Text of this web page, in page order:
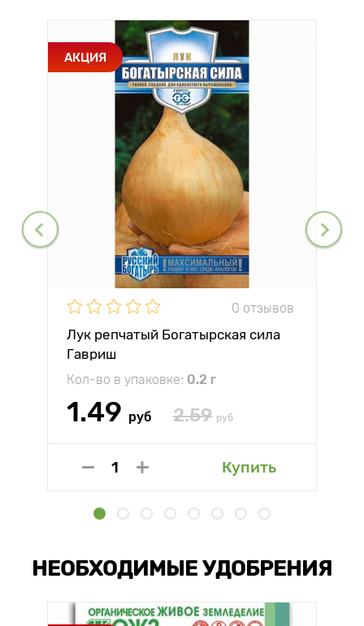
АКЦИЯ
0 отзывов
Лук репчатый Богатырская сила
Гавриш
Кол-во в упаковке: 0.2 г
1.49 руб 2.59 руб
Купить
НЕОБХОДИМЫЕ УДОБРЕНИЯ